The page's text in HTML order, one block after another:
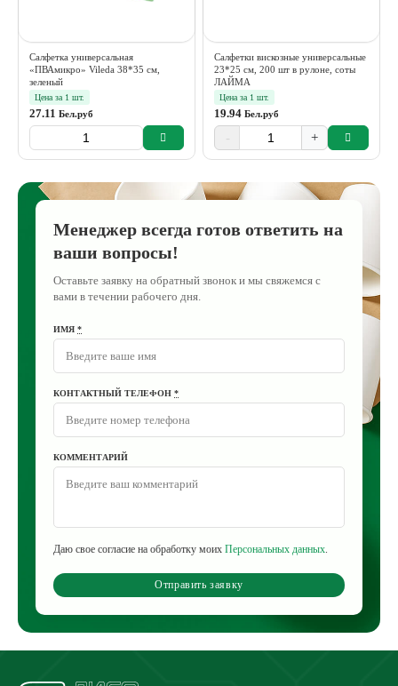
Салфетка универсальная
«ПВАмикро» Vileda 38*35 см,
зеленый
Цена за 1 шт.
27.11 Бел.руб
Салфетки вискозные универсальные
23*25 см, 200 шт в рулоне, соты
ЛАЙМА
Цена за 1 шт.
19.94 Бел.руб
- +
Менеджер всегда готов ответить на
ваши вопросы!
Оставьте заявку на обратный звонок и мы свяжемся с
вами в течении рабочего дня.
ИМЯ *
КОНТАКТНЫЙ ТЕЛЕФОН *
КОММЕНТАРИЙ
Даю свое согласие на обработку моих Персональных данных.
Отправить заявку